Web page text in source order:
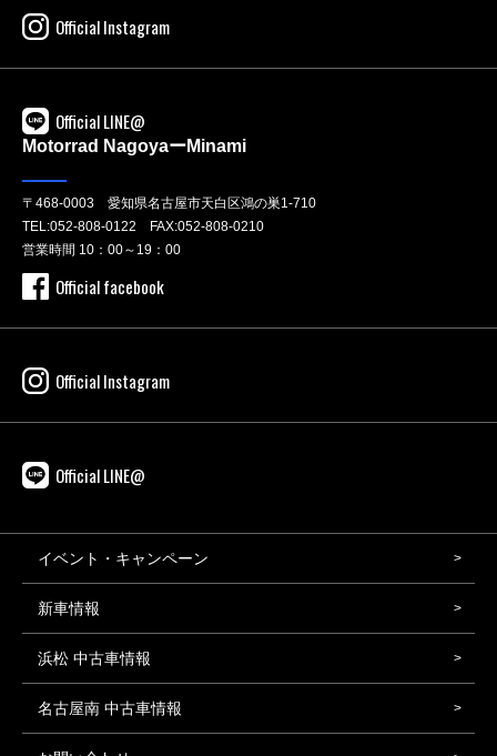
Official Instagram
Official LINE@
Motorrad NagoyaーMinami
〒468-0003 愛知県名古屋市天白区鴻の巣1-710
TEL:052-808-0122 FAX:052-808-0210
営業時間 10：00～19：00
Official facebook
Official Instagram
Official LINE@
イベント・キャンペーン
新車情報
浜松 中古車情報
名古屋南 中古車情報